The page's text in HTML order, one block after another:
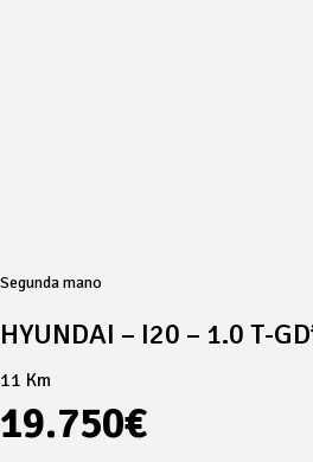
Segunda mano
HYUNDAI – I20 – 1.0 T-
11 Km
19.750€